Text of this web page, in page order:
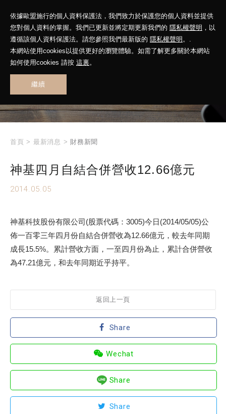
依據歐盟施行的個人資料保護法，我們致力於保護您的個人資料並提供
您對個人資料的掌握。我們已更新並將定期更新我們的 隱私權聲明 ，以
遵循該個人資料保護法。請您參照我們最新版的 隱私權聲明 。.
本網站使用cookies以提供更好的瀏覽體驗。如需了解更多關於本網站
如何使用cookies 請按 這裏。
繼續
WHAT'S NEW
首頁 > 最新消息 > 財務新聞
神基四月自結合併營收12.66億元
2014.05.05
神基科技股份有限公司(股票代碼：3005)今日(2014/05/05)公
佈一百零三年四月份自結合併營收為12.66億元，較去年同期
成長15.5%。累計營收方面，一至四月份為止，累計合併營收
為47.21億元，和去年同期近乎持平。
返回上一頁
Share
Wechat
Share
Share